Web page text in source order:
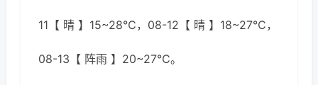
11【 晴 】15~28℃，08-12【 晴 】18~27℃，
08-13【 阵雨 】20~27℃。